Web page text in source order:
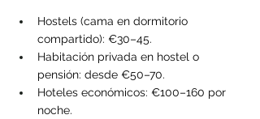
Hostels (cama en dormitorio
compartido): €30–45.
Habitación privada en hostel o
pensión: desde €50–70.
Hoteles económicos: €100–160 por
noche.